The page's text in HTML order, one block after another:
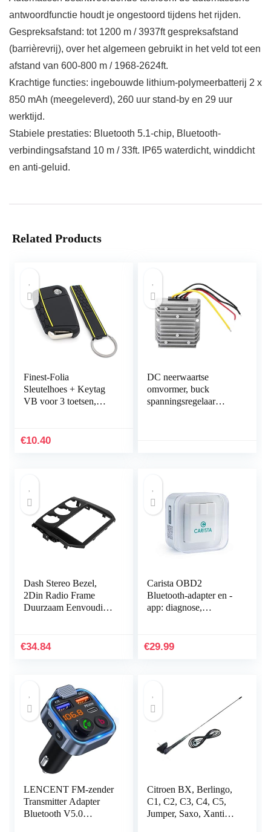
antwoordfunctie houdt je ongestoord tijdens het rijden.
Gespreksafstand: tot 1200 m / 3937ft gespreksafstand
(barrièrevrij), over het algemeen gebruikt in het veld tot een
afstand van 600-800 m / 1968-2624ft.
Krachtige functies: ingebouwde lithium-polymeerbatterij 2 x
850 mAh (meegeleverd), 260 uur stand-by en 29 uur
werktijd.
Stabiele prestaties: Bluetooth 5.1-chip, Bluetooth-
verbindingsafstand 10 m / 33ft. IP65 waterdicht, winddicht
en anti-geluid.
Related Products
Finest-Folia
Sleutelhoes + Keytag
VB voor 3 toetsen,
€10.40
DC neerwaartse
omvormer, buck
spanningsregelaar
Dash Stereo Bezel,
2Din Radio Frame
Duurzaam Eenvoudige
2005-2015 voor Auto
€34.84
Carista OBD2
Bluetooth-adapter en -
app: diagnose,
BMW, Lexus, Mini,
€29.99
LENCENT FM-zender
Transmitter Adapter
Bluetooth V5.0
Citroen BX, Berlingo,
C1, C2, C3, C4, C5,
Jumper, Saxo, Xantia,